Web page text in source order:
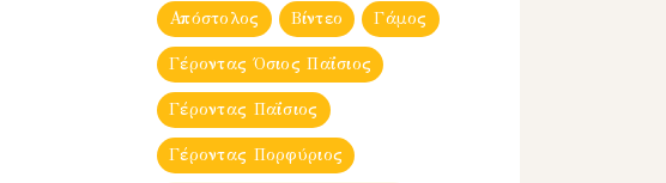
Απόστολος Βίντεο Γάμος
Γέροντας Όσιος Παΐσιος
Γέροντας Παΐσιος
Γέροντας Πορφύριος